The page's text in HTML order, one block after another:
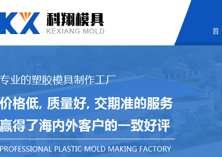
首